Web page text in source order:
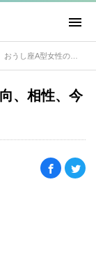
、相性、今